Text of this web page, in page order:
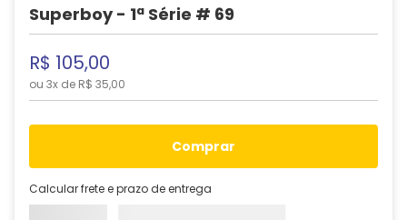
Superboy - 1ª Série # 69
R$ 105,00
ou 3x de R$ 35,00
comprar
Calcular frete e prazo de entrega